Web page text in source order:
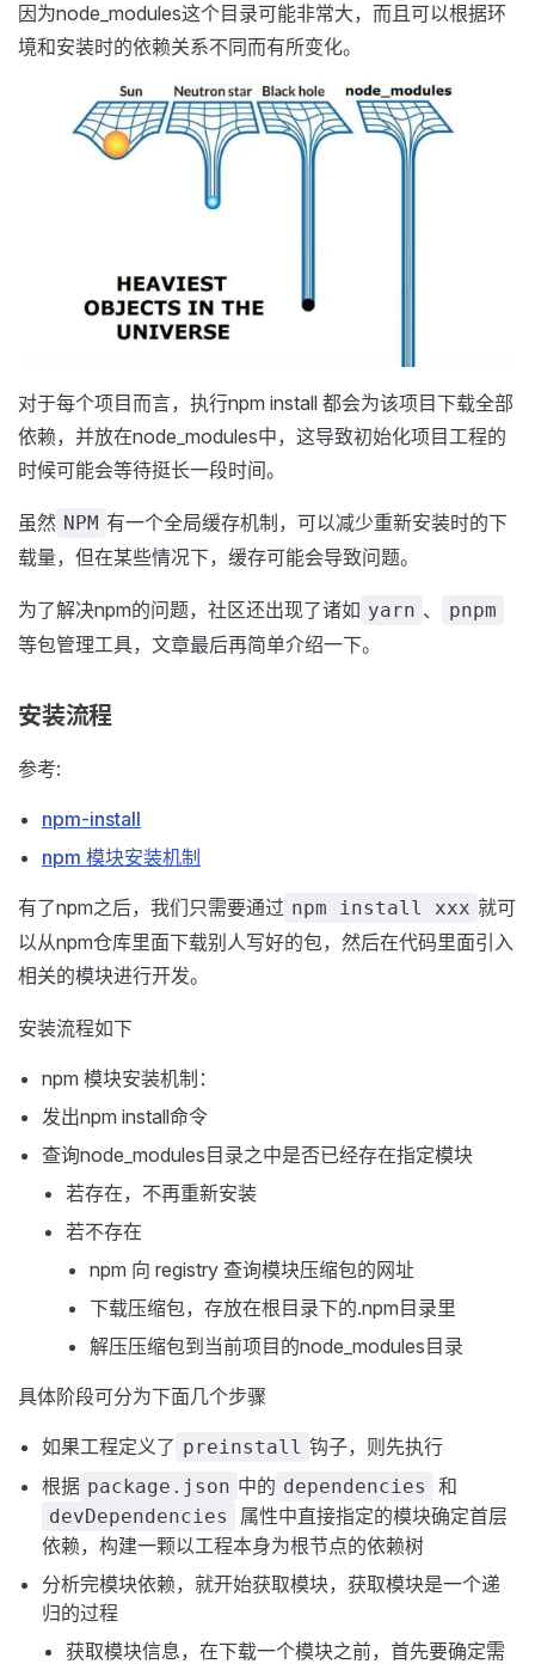
因为node_modules这个目录可能非常大，而且可以根据环
境和安装时的依赖关系不同而有所变化。
对于每个项目而言，执行npm install 都会为该项目下载全部
依赖，并放在node_modules中，这导致初始化项目工程的
时候可能会等待挺长一段时间。
虽然 NPM 有一个全局缓存机制，可以减少重新安装时的下
载量，但在某些情况下，缓存可能会导致问题。
为了解决npm的问题，社区还出现了诸如 yarn 、 pnpm
等包管理工具，文章最后再简单介绍一下。
安装流程
参考:
npm-install
npm 模块安装机制
有了npm之后，我们只需要通过 npm install xxx 就可
以从npm仓库里面下载别人写好的包，然后在代码里面引入
相关的模块进行开发。
安装流程如下
npm 模块安装机制：
发出npm install命令
查询node_modules目录之中是否已经存在指定模块
若存在，不再重新安装
若不存在
npm 向 registry 查询模块压缩包的网址
下载压缩包，存放在根目录下的.npm目录里
解压压缩包到当前项目的node_modules目录
具体阶段可分为下面几个步骤
如果工程定义了 preinstall 钩子，则先执行
根据 package.json 中的 dependencies 和
devDependencies
属性中直接指定的模块确定首层
依赖，构建一颗以工程本身为根节点的依赖树
分析完模块依赖，就开始获取模块，获取模块是一个递
归的过程
获取模块信息，在下载一个模块之前，首先要确定需